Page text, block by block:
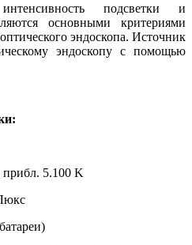
подсветки и
основными критериями
эндоскопа. Источник
эндоскопу с помощью
прибл. 5.100 K